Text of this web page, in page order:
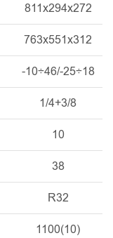
811x294x272
763x551x312
-10÷46/-25÷18
1/4+3/8
10
38
R32
1100(10)